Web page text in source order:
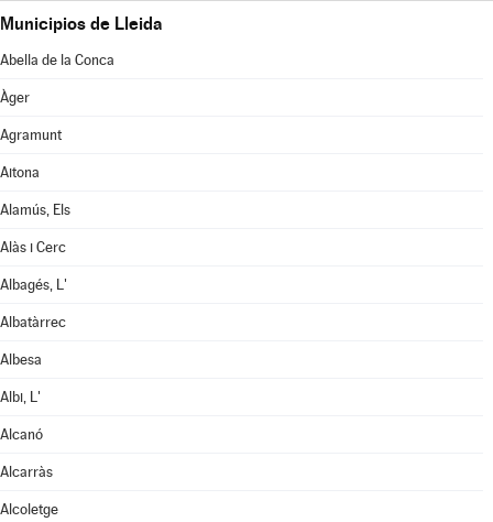
Municipios de Lleida
Abella de la Conca
Àger
Agramunt
Aitona
Alamús, Els
Alàs i Cerc
Albagés, L'
Albatàrrec
Albesa
Albi, L'
Alcanó
Alcarràs
Alcoletge